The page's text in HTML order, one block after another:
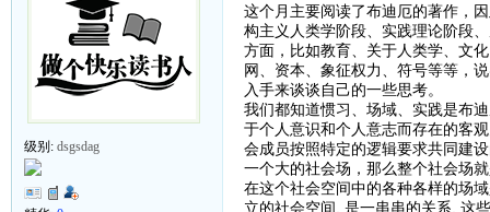
级别: dsgsdag
这个月主要阅读了布迪厄的著作，
构主义人类学阶段、实践理论阶段
方面，比如教育、关于人类学、文
网、资本、象征权力、符号等等，
入手来谈谈自己的一些思考。
我们都知道惯习、场域、实践是布
于个人意识和个人意志而存在的客
会成员按照特定的逻辑要求共同建
一个大的社会场，那么整个社会场
在这个社会空间中的各种各样的场
立的社会空间, 是一串串的关系, 这